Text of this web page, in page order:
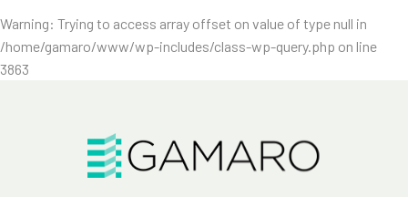
Warning: Trying to access array offset on value of type null in
/home/gamaro/www/wp-includes/class-wp-query.php on line
3863